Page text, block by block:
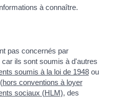
à connaître.
pas concernés par
ils sont soumis à d'autres
soumis à la loi de 1948ou
conventions à loyer
sociaux (HLM), des